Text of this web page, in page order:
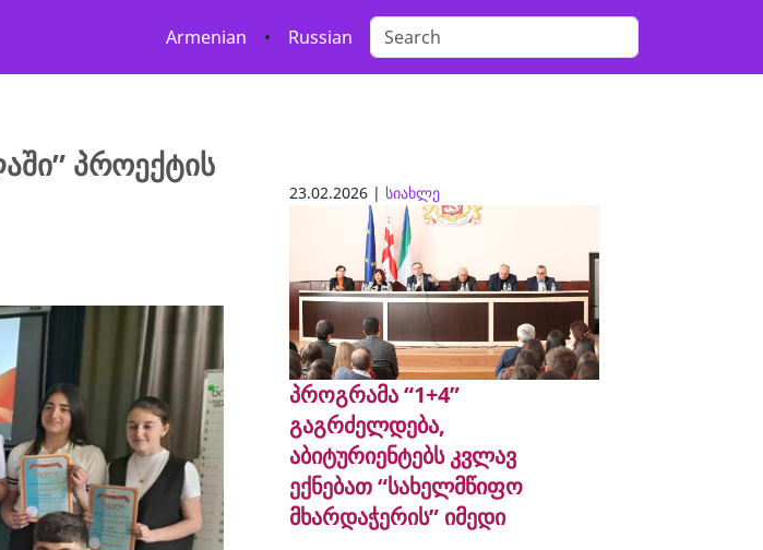
Armenian • Russian
პროექტის
23.02.2026 | სიახლე
პროგრამა “1+4”
გაგრძელდება,
აბიტურიენტებს კვლავ
ექნებათ “სახელმწიფო
მხარდაჭერის” იმედი